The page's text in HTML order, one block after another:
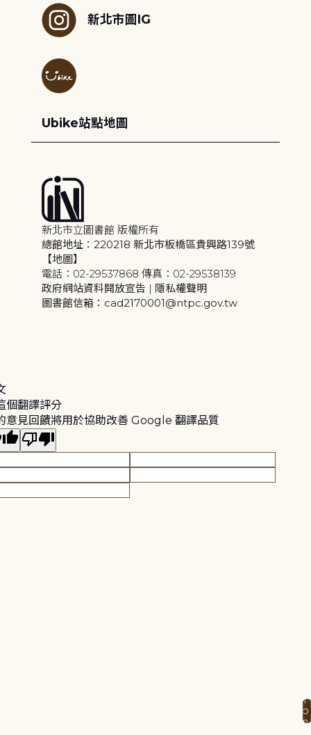
新北市圖IG
Ubike站點地圖
新北市立圖書館 版權所有
總館地址：220218 新北市板橋區貴興路139號
【地圖】
電話：02-29537868 傳真：02-29538139
政府網站資料開放宣告 | 隱私權聲明
圖書館信箱：cad2170001@ntpc.gov.tw
個翻譯評分
意見回饋將用於協助改善 Google 翻譯品質